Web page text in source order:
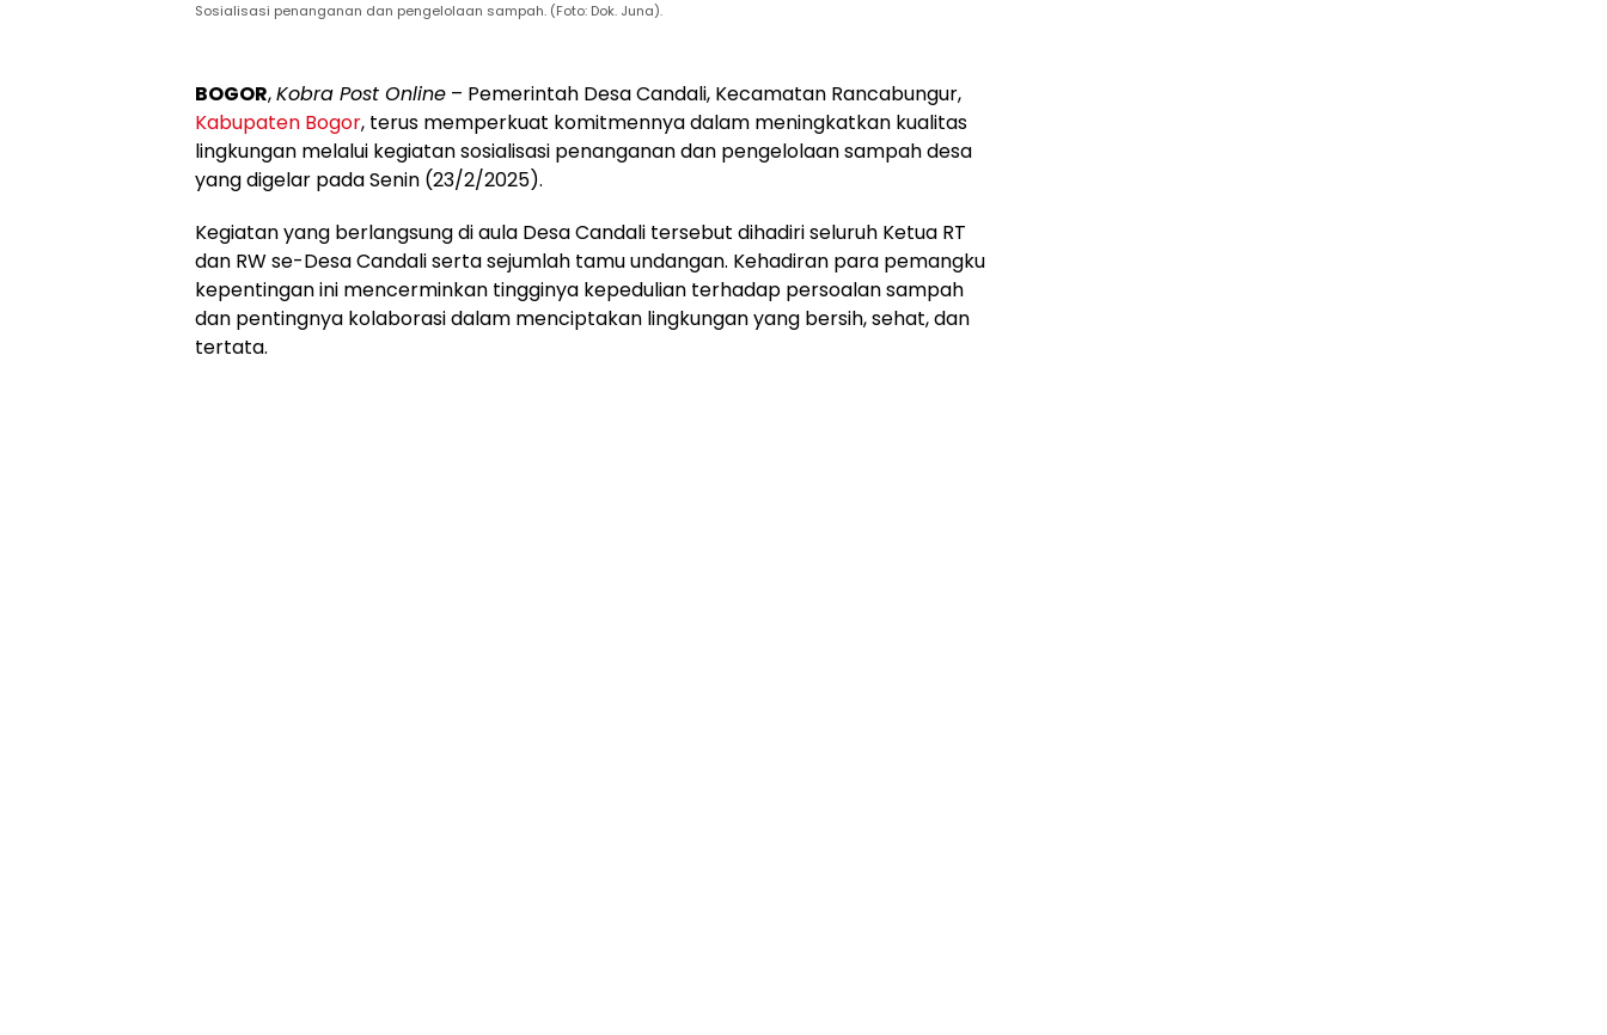
Sosialisasi penanganan dan pengelolaan sampah. (Foto: Dok. Juna).
BOGOR,Kobra Post Online – Pemerintah Desa Candali, Kecamatan Rancabungur,
Kabupaten Bogor, terus memperkuat komitmennya dalam meningkatkan kualitas
lingkungan melalui kegiatan sosialisasi penanganan dan pengelolaan sampah desa
yang digelar pada Senin (23/2/2025).
Kegiatan yang berlangsung di aula Desa Candali tersebut dihadiri seluruh Ketua RT
dan RW se-Desa Candali serta sejumlah tamu undangan. Kehadiran para pemangku
kepentingan ini mencerminkan tingginya kepedulian terhadap persoalan sampah
dan pentingnya kolaborasi dalam menciptakan lingkungan yang bersih, sehat, dan
tertata.